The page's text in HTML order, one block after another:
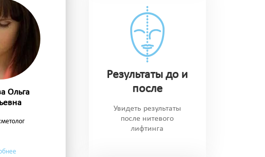
Ольга
Результаты до и
после
Увидеть результаты
после нитевого
лифтинга